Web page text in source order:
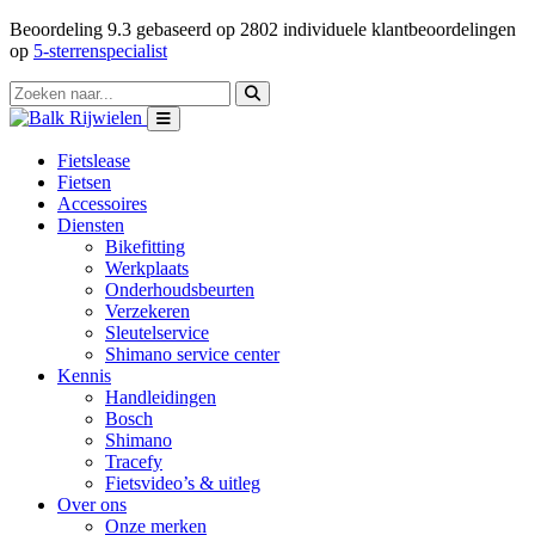
Beoordeling 9.3 gebaseerd op 2802 individuele klantbeoordelingen
op 5-sterrenspecialist
Fietslease
Fietsen
Accessoires
Diensten
Bikefitting
Werkplaats
Onderhoudsbeurten
Verzekeren
Sleutelservice
Shimano service center
Kennis
Handleidingen
Bosch
Shimano
Tracefy
Fietsvideo’s & uitleg
Over ons
Onze merken